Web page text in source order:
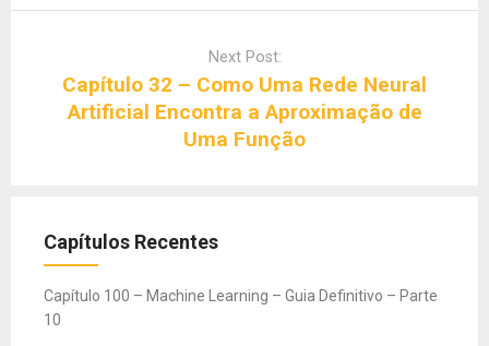
Next Post:
Capítulo 32 – Como Uma Rede Neural
Artificial Encontra a Aproximação de
Uma Função
Capítulos Recentes
Capítulo 100 – Machine Learning – Guia Definitivo – Parte
10